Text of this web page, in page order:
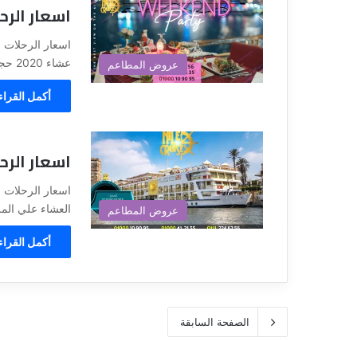
عروض المطاعم
اسعار
عشاء 2020 حجز الرحلات النيليه بالقاهره…
أكمل
عروض المطاعم
اسعار
العشاء علي المراكب
أكمل
الصفحة السابقة